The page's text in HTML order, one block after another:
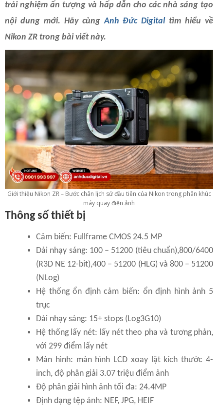
trải nghiệm ấn tượng và hấp dẫn cho các nhà sáng tạo
nội dung mới. Hãy cùngAnh Đức Digital tìm hiểu về
Nikon ZR trong bài viết này.
Giới thiệu Nikon ZR – Bước chân lịch sử đầu tiên của Nikon trong phân khúc
máy quay điện ảnh
Thông số thiết bị
Cảm biến: Fullframe CMOS 24.5 MP
Dải nhạy sáng: 100 – 51200 (tiêu chuẩn),800/6400
(R3D NE 12-bit),400 – 51200 (HLG) và 800 – 51200
(NLog)
Hệ thống ổn định cảm biến: ổn định hình ảnh 5
trục
Dải nhạy sáng: 15+ stops (Log3G10)
Hệ thống lấy nét: lấy nét theo pha và tương phản,
với 299 điểm lấy nét
Màn hình: màn hình LCD xoay lật kích thước 4-
inch, độ phân giải 3.07 triệu điểm ảnh
Độ phân giải hình ảnh tối đa: 24.4MP
Định dạng tệp ảnh: NEF, JPG, HEIF